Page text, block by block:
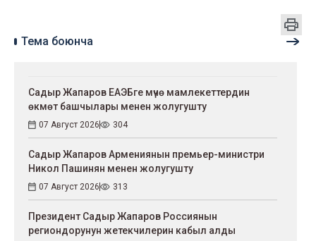
Тема боюнча
Садыр Жапаров ЕАЭБге мүчө мамлекеттердин
өкмөт башчылары менен жолугушту
07 Август 2026 304
Садыр Жапаров Армениянын премьер-министри
Никол Пашинян менен жолугушту
07 Август 2026 313
Президент Садыр Жапаров Россиянын
региондорунун жетекчилерин кабыл алды